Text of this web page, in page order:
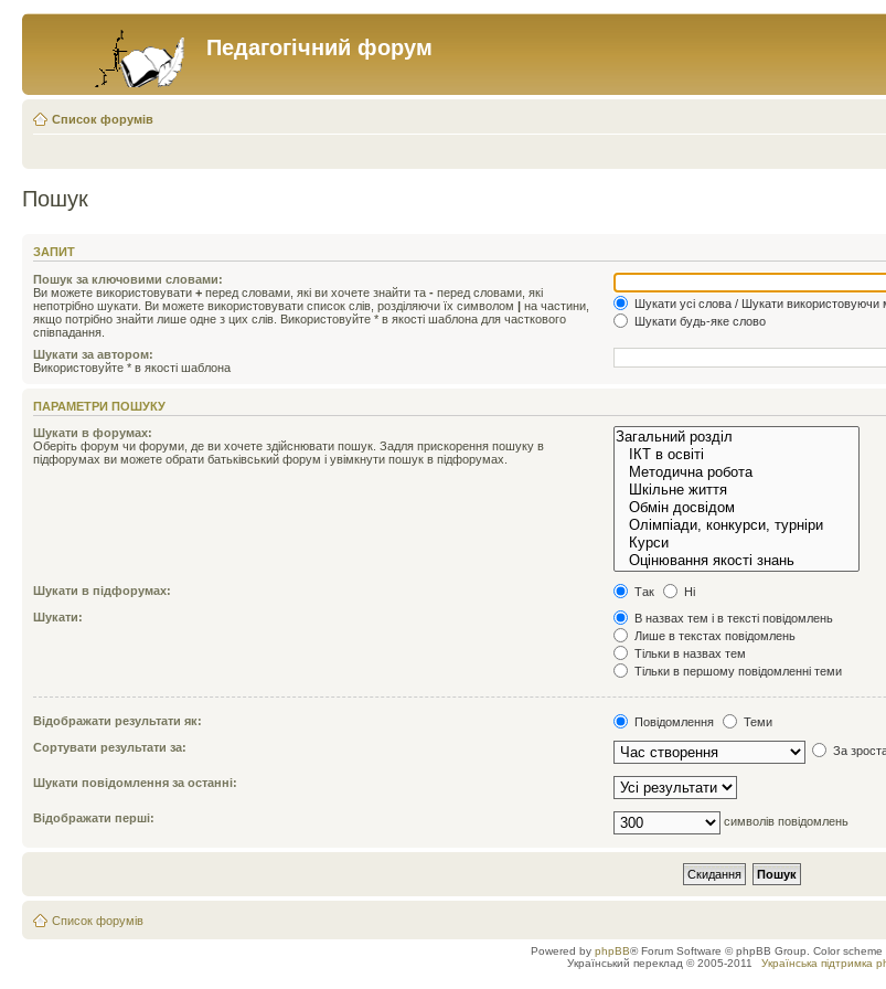
Педагогічний форум
Список форумів
Пошук
ЗАПИТ
Пошук за ключовими словами:
Ви можете використовувати + перед словами, які ви хочете знайти та - перед словами, які
непотрібно шукати. Ви можете використовувати список слів, розділяючи їх символом | на частини,
якщо потрібно знайти лише одне з цих слів. Використовуйте * в якості шаблона для часткового
співпадання.
Шукати усі слова / Шукати використовуючи
Шукати будь-яке слово
Шукати за автором:
Використовуйте * в якості шаблона
ПАРАМЕТРИ ПОШУКУ
Шукати в форумах:
Оберіть форум чи форуми, де ви хочете здійснювати пошук. Задля прискорення пошуку в
підфорумах ви можете обрати батьківський форум і увімкнути пошук в підфорумах.
Шукати в підфорумах: Так
Ні
Шукати:
В назвах тем і в тексті повідомлень
Лише в текстах повідомлень
Тільки в назвах тем
Тільки в першому повідомленні теми
Відображати результати як: Повідомлення
Теми
Сортувати результати за:
За
Шукати повідомлення за останні:
Відображати перші: символів повідомлень
Список форумів
Powered by phpBB® Forum Software © phpBB Group. Color scheme
Український переклад © 2005-2011
Українська підтримка